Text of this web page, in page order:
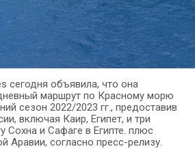
сегодня объявила, что она
маршрут по Красному морю
сезон 2022/2023 гг., предоставив
включая Каир, Египет, и три
Сохна и Сафаге в Египте. плюс
согласно пресс-релизу.